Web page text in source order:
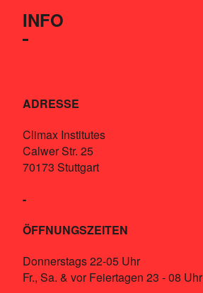
INFO
ADRESSE
Climax Institutes
Calwer Str. 25
70173 Stuttgart
-
ÖFFNUNGSZEITEN
Donnerstags 22-05 Uhr
Fr., Sa. & vor Feiertagen 23 - 08 Uhr